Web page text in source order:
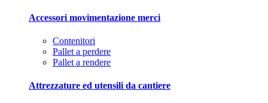
Accessori movimentazione merci
Contenitori
Pallet a perdere
Pallet a rendere
Attrezzature ed utensili da cantiere